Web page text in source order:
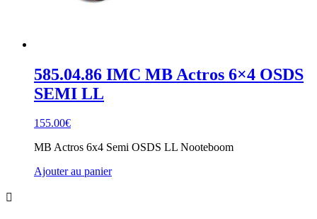
585.04.86 IMC MB Actros 6×4 OSDS
SEMI LL
155.00€
MB Actros 6x4 Semi OSDS LL Nooteboom
Ajouter au panier
